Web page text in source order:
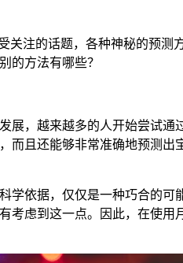
注的话题，各种神秘的预测
的方法有哪些？
，越来越多的人开始尝试通
且还能够非常准确地预测
依据，仅仅是一种巧合的可
虑到这一点。因此，在使